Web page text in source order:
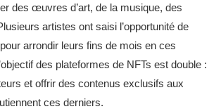
des œuvres d’art, de la musique, des
artistes ont saisi l’opportunité de
arrondir leurs fins de mois en ces
des plateformes de NFTs est double :
et offrir des contenus exclusifs aux
ces derniers.